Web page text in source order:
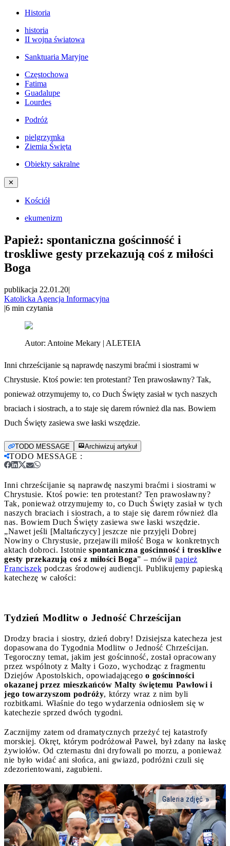
Historia
historia
II wojna światowa
Sanktuaria Maryjne
Częstochowa
Fatima
Guadalupe
Lourdes
Podróż
pielgrzymka
Ziemia Święta
Obiekty sakralne
✕
Kościół
ekumenizm
Papież: spontaniczna gościnność i
troskliwe gesty przekazują coś z miłości
Boga
publikacja 22.01.20|
Katolicka Agencja Informacyjna
|6 min czytania
Autor: Antoine Mekary | ALETEIA
Inni chrześcijanie są naprawdę naszymi braćmi i siostrami w
Chrystusie. Ktoś powie: ten protestant? Ten prawosławny? Tak,
ponieważ otrzymujemy to, co Duch Święty zasiał w tych naszych
braciach i siostrach, a to staje się darem również dla nas. Bowiem
Duch Święty zasiewa swe łaski wszędzie.
TODO MESSAGE Archiwizuj artykuł
TODO MESSAGE :
Inni chrześcijanie są naprawdę naszymi braćmi i siostrami w
Chrystusie. Ktoś powie: ten protestant? Ten prawosławny?
Tak, ponieważ otrzymujemy to, co Duch Święty zasiał w tych
naszych braciach i siostrach, a to staje się darem również dla
nas. Bowiem Duch Święty zasiewa swe łaski wszędzie.
„Nawet jeśli [Maltańczycy] jeszcze nie przyjęli Dobrej
Nowiny o Chrystusie, przejawili miłość Boga w konkretnych
aktach dobroci. Istotnie spontaniczna gościnność i troskliwe
gesty przekazują coś z miłości Boga” – mówił papież
Franciszek podczas środowej audiencji. Publikujemy papieską
katechezę w całości:
Tydzień Modlitw o Jedność Chrześcijan
Drodzy bracia i siostry, dzień dobry! Dzisiejsza katecheza jest
dopasowana do Tygodnia Modlitw o Jedność Chrześcijan.
Tegoroczny temat, jakim jest gościnność, został opracowany
przez wspólnoty z Malty i Gozo, wychodząc z fragmentu
Dziejów Apostolskich, opowiadającego o gościnności
okazanej przez mieszkańców Malty świętemu Pawłowi i
jego towarzyszom podróży, którzy wraz z nim byli
rozbitkami. Właśnie do tego wydarzenia odniosłem się w
katechezie sprzed dwóch tygodni.
Zacznijmy zatem od dramatycznych przeżyć tej katastrofy
morskiej. Okręt, którym podróżował Paweł, był zdany na łaskę
żywiołów. Od czternastu dni dryfowali po morzu, a ponieważ
nie było widać ani słońca, ani gwiazd, podróżni czuli się
zdezorientowani, zagubieni.
Galeria zdjęć